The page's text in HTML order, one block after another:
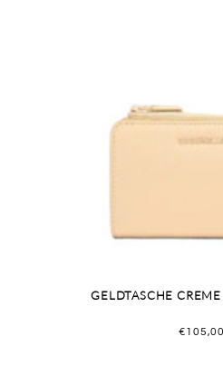
GELDTASCHE
€105,00